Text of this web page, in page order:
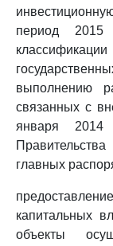
период
выполнению
связанных с
января 2014
главных
капитальных
объекты